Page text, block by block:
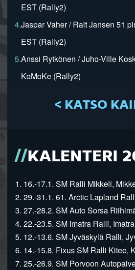
EST (Rally2)
4.Jaspar Vaher / Rait Jansen 51
EST (Rally2)
5.Anssi Rytkönen / Juho-Ville
KoMoKe (Rally2)
< KATSO
KALENTERI
1. 16.-17.1. SM Ralli Mikkeli,
2. 29.-31.1. 61. Arctic Lapland
3. 27.-28.2. SM Auto Sorsa
4. 22.-23.5. SM Imatra Ralli, Imatra
5. 12.-13.6. SM Jyväskylä Ralli,
6. 14.-15.8. Fixus SM Ralli Kitee,
7. 25.-26.9. SM Porvoon